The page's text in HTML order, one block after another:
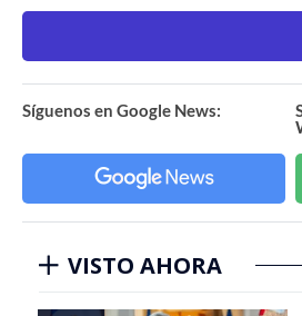
Síguenos en Google News:
VISTO AHORA